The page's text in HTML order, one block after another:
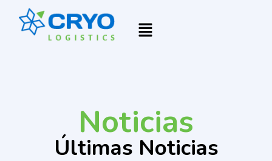
Noticias
Últimas Noticias